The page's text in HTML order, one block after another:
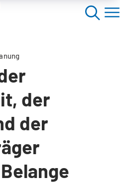
der
der